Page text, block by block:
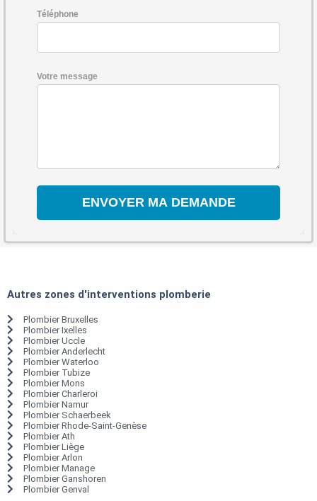
Téléphone
Votre message
Autres zones d'interventions plomberie
Plombier Bruxelles
Plombier Ixelles
Plombier Uccle
Plombier Anderlecht
Plombier Waterloo
Plombier Tubize
Plombier Mons
Plombier Charleroi
Plombier Namur
Plombier Schaerbeek
Plombier Rhode-Saint-Genèse
Plombier Ath
Plombier Liège
Plombier Arlon
Plombier Manage
Plombier Ganshoren
Plombier Genval